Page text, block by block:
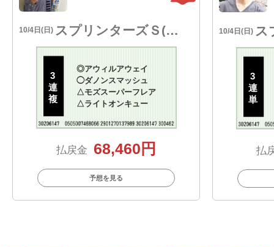
10/4日(日) スプリンターズＳ(G1)
3
連
複
◎アウィルアウェイ
◯ダノンスマッシュ
△モズスーパーフレア
△ライトオンキュー
払戻金 68,460円
予想を見る
10/4日(日)
3
連
単
払